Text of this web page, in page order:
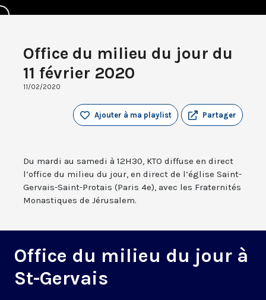
Office du milieu du jour du
11 février 2020
11/02/2020
Partager
Ajouter à ma playlist
Du mardi au samedi à 12H30, KTO diffuse en direct
l’office du milieu du jour, en direct de l’église Saint-
Gervais-Saint-Protais (Paris 4e), avec les Fraternités
Monastiques de Jérusalem.
Office du milieu du jour à
St-Gervais